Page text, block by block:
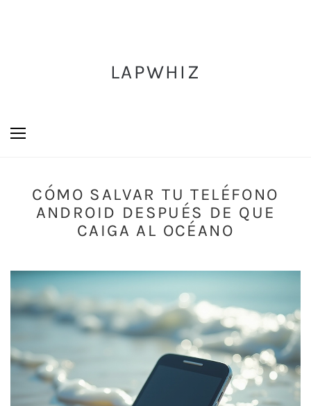
LAPWHIZ
CÓMO SALVAR TU TELÉFONO
ANDROID DESPUÉS DE QUE
CAIGA AL OCÉANO